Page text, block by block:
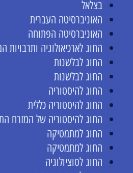
בצלאל
האוניברסיטה העברית
האוניברסיטה הפתוחה
החוג לארכיאולוגיה ותרבויות
החוג לבלשנות
החוג לבלשנות
החוג להיסטוריה
החוג להיסטוריה כללית
החוג להיסטוריה של המזרח
החוג למתמטיקה
החוג למתמטיקה
החוג לסוציולוגיה